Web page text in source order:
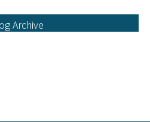
Archive